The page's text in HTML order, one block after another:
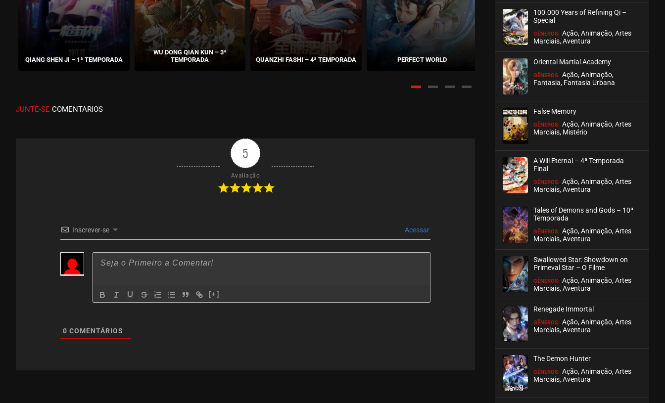
ASSISTIDO
ASSISTIDO
EPISÓDIO 335-336
ASSISTIDO
ASSISTIDO
ASSISTIDO
EPISÓDIO 329-330
ASSISTIDO
EPISÓDIO 327-328
EPISÓDIO 325-326
QIANG SHEN JI – 1ª TEMPORADA
WU DONG QIAN KUN – 3ª
TEMPORADA
QUANZHI FASHI – 4ª TEMPORADA PERFECT WORLD RENEGADE IMMORTAL INCOMPARABLE
JUNTE-SE COMENTARIOS
5
Avaliação
Inscrever-se Acessar
[+]
0 COMENTÁRIOS
100.000 Years of Refining Qi –
Special
GÊNEROS: Ação, Animação, Artes
Marciais, Aventura
Oriental Martial Academy
GÊNEROS: Ação, Animação,
Fantasia, Fantasia Urbana
False Memory
GÊNEROS: Ação, Animação, Artes
Marciais, Mistério
A Will Eternal – 4ª Temporada
Final
GÊNEROS: Ação, Animação, Artes
Marciais, Aventura
Tales of Demons and Gods – 10ª
Temporada
GÊNEROS: Ação, Animação, Artes
Marciais, Aventura
Swallowed Star: Showdown on
Primeval Star – O Filme
GÊNEROS: Ação, Animação, Artes
Marciais, Aventura
Renegade Immortal
GÊNEROS: Ação, Animação, Artes
Marciais, Aventura
The Demon Hunter
GÊNEROS: Ação, Animação, Artes
Marciais, Aventura